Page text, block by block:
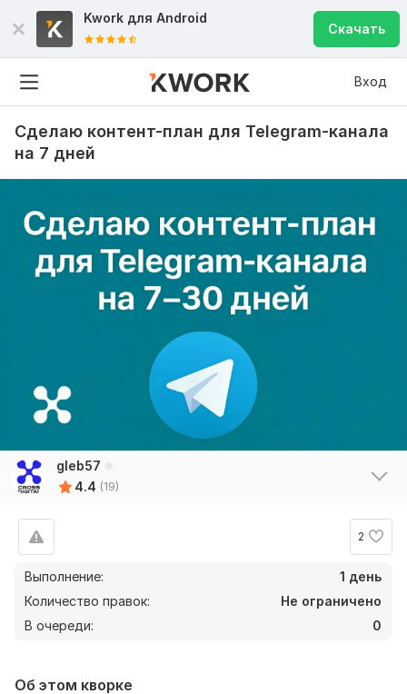
Kwork для Android
Скачать
Вход
Сделаю контент-план для Telegram-канала
на 7 дней
gleb57
4.4 (19)
2
Выполнение:
1 день
Количество правок:
Не ограничено
В очереди:
0
Об этом кворке